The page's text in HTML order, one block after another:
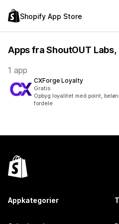
Shopify App Store
Apps fra ShoutOUT Labs,
1 app
CXForge Loyalty
Gratis
Opbyg loyalitet med point,
fordele
Appkategorier